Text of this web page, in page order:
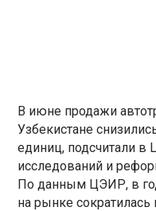
В июне продажи
Узбекистане
единиц, подсчитали в
исследований и
По данным ЦЭИР, в
на рынке